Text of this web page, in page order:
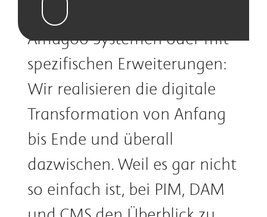
Antwort. Ob mit unseren
Amagoo-Systemen oder mit
spezifischen Erweiterungen:
Wir realisieren die digitale
Transformation von Anfang
bis Ende und überall
dazwischen. Weil es gar nicht
so einfach ist, bei PIM, DAM